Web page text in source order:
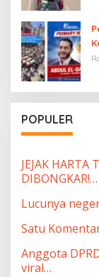
POPULER
JEJAK
DIBONGKAR!…
Lucunya
Satu
Anggota
viral…